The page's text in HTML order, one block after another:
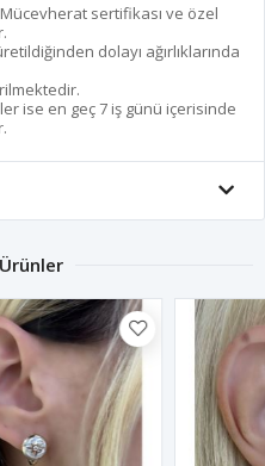
sertifikası ve özel
dolayı ağırlıklarında
ise en geç 7 iş günü içerisinde